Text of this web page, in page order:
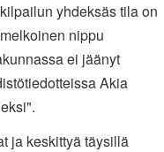
yhdeksäs tila on
nippu
ei jäänyt
Akia
ja keskittyä täysillä